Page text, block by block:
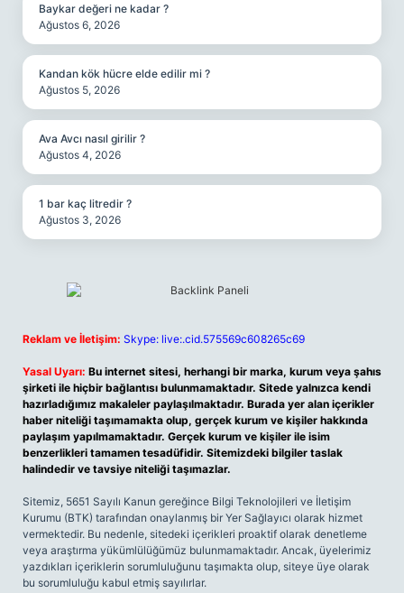
Baykar değeri ne kadar ?
Ağustos 6, 2026
Kandan kök hücre elde edilir mi ?
Ağustos 5, 2026
Ava Avcı nasıl girilir ?
Ağustos 4, 2026
1 bar kaç litredir ?
Ağustos 3, 2026
Reklam ve İletişim: Skype: live:.cid.575569c608265c69
Yasal Uyarı: Bu internet sitesi, herhangi bir marka, kurum veya şahıs
şirketi ile hiçbir bağlantısı bulunmamaktadır. Sitede yalnızca kendi
hazırladığımız makaleler paylaşılmaktadır. Burada yer alan içerikler
haber niteliği taşımamakta olup, gerçek kurum ve kişiler hakkında
paylaşım yapılmamaktadır. Gerçek kurum ve kişiler ile isim
benzerlikleri tamamen tesadüfidir. Sitemizdeki bilgiler taslak
halindedir ve tavsiye niteliği taşımazlar.
Sitemiz, 5651 Sayılı Kanun gereğince Bilgi Teknolojileri ve İletişim
Kurumu (BTK) tarafından onaylanmış bir Yer Sağlayıcı olarak hizmet
vermektedir. Bu nedenle, sitedeki içerikleri proaktif olarak denetleme
veya araştırma yükümlülüğümüz bulunmamaktadır. Ancak, üyelerimiz
yazdıkları içeriklerin sorumluluğunu taşımakta olup, siteye üye olarak
bu sorumluluğu kabul etmiş sayılırlar.